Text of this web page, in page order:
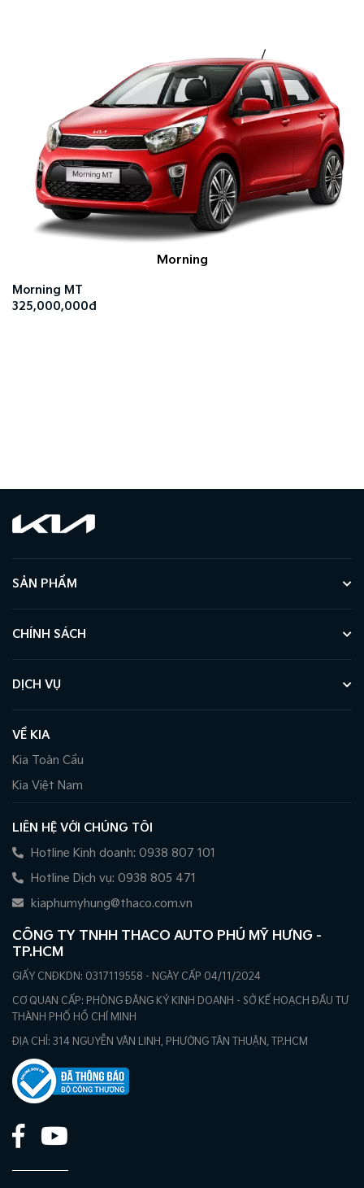
Morning
Morning MT
325,000,000đ
SẢN PHẨM
CHÍNH SÁCH
DỊCH VỤ
VỀ KIA
Kia Toàn Cầu
Kia Việt Nam
LIÊN HỆ VỚI CHÚNG TÔI
Hotline Kinh doanh: 0938 807 101
Hotline Dịch vụ: 0938 805 471
kiaphumyhung@thaco.com.vn
CÔNG TY TNHH THACO AUTO PHÚ MỸ HƯNG -
TP.HCM
GIẤY CNĐKDN: 0317119558 - NGÀY CẤP 04/11/2024
CƠ QUAN CẤP: PHÒNG ĐĂNG KÝ KINH DOANH - SỞ KẾ HOẠCH ĐẦU TƯ
THÀNH PHỐ HỒ CHÍ MINH
ĐỊA CHỈ: 314 NGUYỄN VĂN LINH, PHƯỜNG TÂN THUẬN, TP.HCM